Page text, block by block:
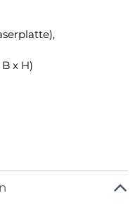
B x H)